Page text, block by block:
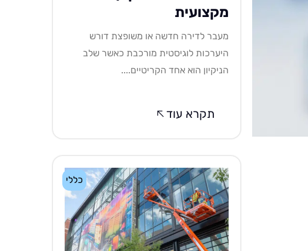
מקצועית
מעבר לדירה חדשה או משופצת דורש
היערכות לוגיסטית מורכבת כאשר שלב
הניקיון הוא אחד הקריטיים....
תקרא עוד
כללי